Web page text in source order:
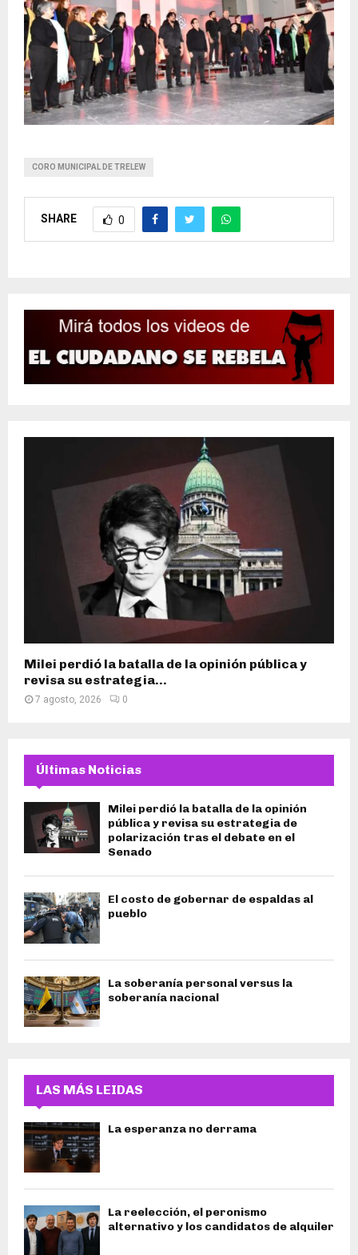
CORO MUNICIPAL DE TRELEW
SHARE 0
Milei perdió la batalla de la opinión pública y
revisa su estrategia...
7 agosto, 2026 0
Últimas Noticias
Milei perdió la batalla de la opinión
pública y revisa su estrategia de
polarización tras el debate en el
Senado
El costo de gobernar de espaldas al
pueblo
La soberanía personal versus la
soberanía nacional
LAS MÁS LEIDAS
La esperanza no derrama
La reelección, el peronismo
alternativo y los candidatos de alquiler